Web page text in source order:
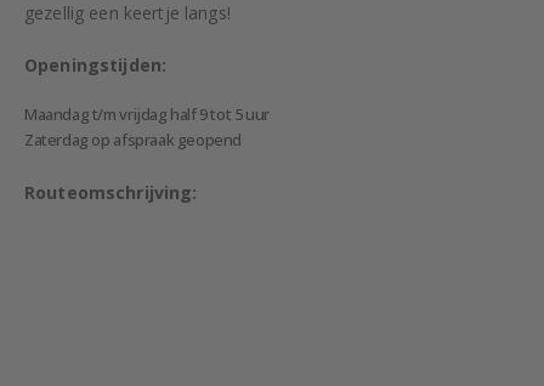
gezellig een keertje langs!
Openingstijden:
Maandag t/m vrijdag half 9 tot 5 uur
Zaterdag op afspraak geopend
Routeomschrijving: